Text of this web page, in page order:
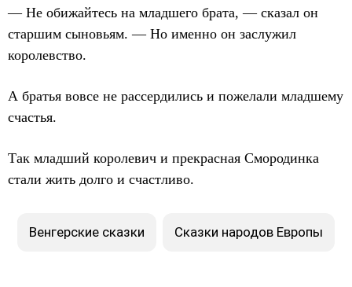
— Не обижайтесь на младшего брата, — сказал он
старшим сыновьям. — Но именно он заслужил
королевство.
А братья вовсе не рассердились и пожелали младшему
счастья.
Так младший королевич и прекрасная Смородинка
стали жить долго и счастливо.
Венгерские сказки Сказки народов Европы